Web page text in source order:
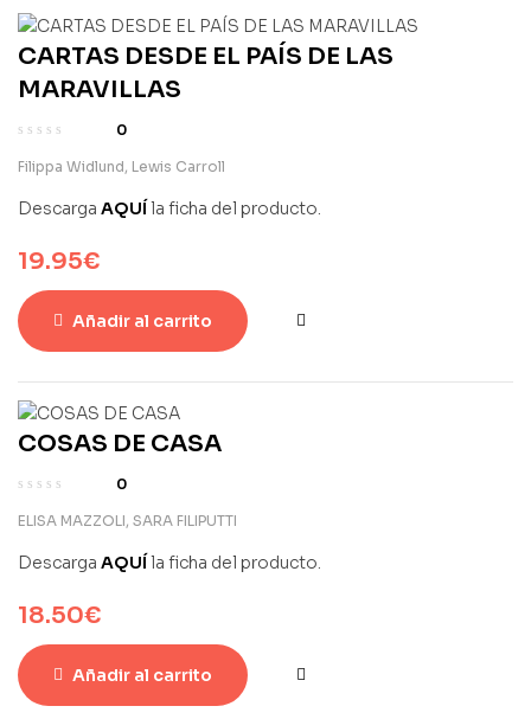
CARTAS DESDE EL PAÍS DE LAS
MARAVILLAS
0
Filippa Widlund, Lewis Carroll
Descarga AQUÍla ficha del producto.
19.95€
Añadir al carrito
COSAS DE CASA
0
ELISA MAZZOLI, SARA FILIPUTTI
Descarga AQUÍla ficha del producto.
18.50€
Añadir al carrito